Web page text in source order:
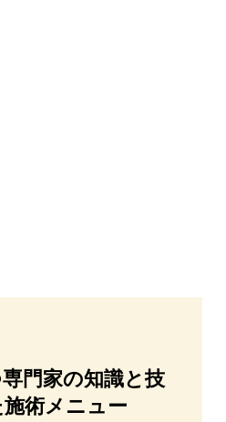
門家の知識と技
術メニュー